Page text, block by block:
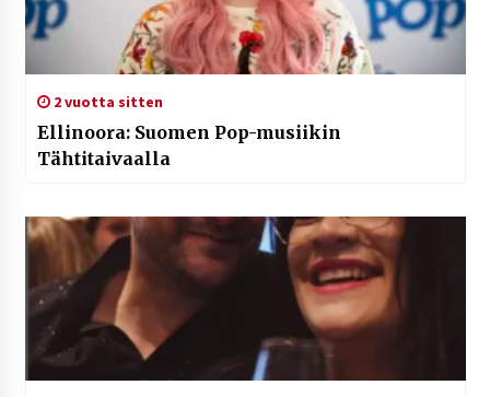
2 vuotta sitten
Ellinoora: Suomen Pop-musiikin
Tähtitaivaalla